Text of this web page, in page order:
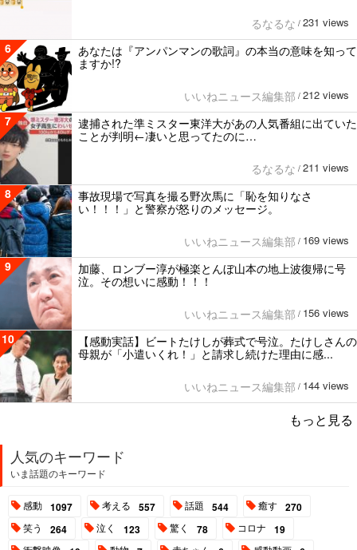
るなるな / 231 views
6
あなたは『アンパンマンの歌詞』の本当の意味を知って
ますか!?
いいねニュース編集部 / 212 views
7
逮捕された準ミスター東洋大があの人気番組に出ていた
ことが判明←凄いと思ってたのに…
るなるな / 211 views
8
事故現場で写真を撮る野次馬に「恥を知りなさ
い！！！」と警察が怒りのメッセージ。
いいねニュース編集部 / 169 views
9
加藤、ロンブー淳が極楽とんぼ山本の地上波復帰に号
泣。その想いに感動！！！
いいねニュース編集部 / 156 views
10
【感動実話】ビートたけしが葬式で号泣。たけしさんの
母親が「小遣いくれ！」と請求し続けた理由に感...
いいねニュース編集部 / 144 views
もっと見る
人気のキーワード
いま話題のキーワード
感動 1097 考える 557 話題 544 癒す 270
笑う 264 泣く 123 驚く 78 コロナ 19